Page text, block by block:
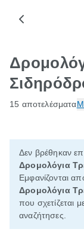
15 αποτελέσματα
Δεν βρέθηκαν
Δρομολόγια
Εμφανίζονται
Δρομολόγια
που σχετίζεται
αναζήτησες.